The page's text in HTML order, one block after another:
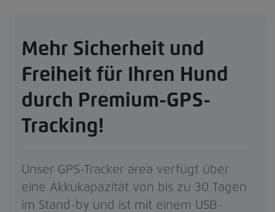
Mehr Sicherheit und
Freiheit für Ihren Hund
durch Premium-GPS-
Tracking!
Unser GPS-Tracker area verfügt über
eine Akkukapazität von bis zu 30 Tagen
im Stand-by und ist mit einem USB-